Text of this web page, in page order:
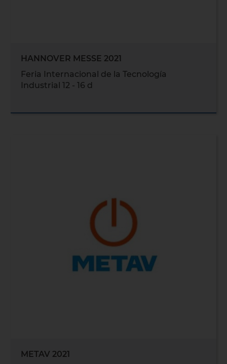
HANNOVER MESSE 2021
Feria Internacional de la Tecnología
Industrial 12 - 16 d
METAV 2021